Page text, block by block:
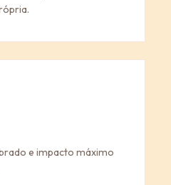
e impacto máximo